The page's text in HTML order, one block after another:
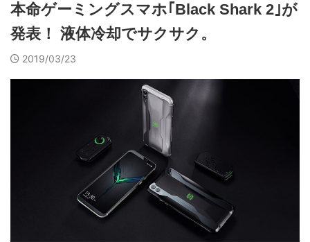
本命ゲーミングスマホ｢Black Shark 2｣が
発表！ 液体冷却でサクサク。
2019/03/23